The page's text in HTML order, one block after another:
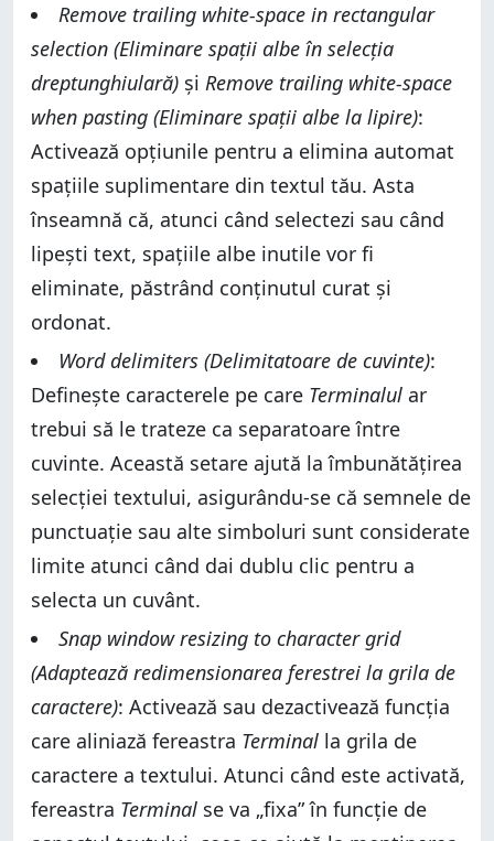
Remove trailing white-space in rectangular
selection (Eliminare spații albe în selecția
dreptunghiulară) și Remove trailing white-space
when pasting (Eliminare spații albe la lipire):
Activează opțiunile pentru a elimina automat
spațiile suplimentare din textul tău. Asta
înseamnă că, atunci când selectezi sau când
lipești text, spațiile albe inutile vor fi
eliminate, păstrând conținutul curat și
ordonat.
Word delimiters (Delimitatoare de cuvinte):
Definește caracterele pe care Terminalul ar
trebui să le trateze ca separatoare între
cuvinte. Această setare ajută la îmbunătățirea
selecției textului, asigurându-se că semnele de
punctuație sau alte simboluri sunt considerate
limite atunci când dai dublu clic pentru a
selecta un cuvânt.
Snap window resizing to character grid
(Adaptează redimensionarea ferestrei la grila de
caractere): Activează sau dezactivează funcția
care aliniază fereastra Terminal la grila de
caractere a textului. Atunci când este activată,
fereastra Terminal se va „fixa” în funcție de